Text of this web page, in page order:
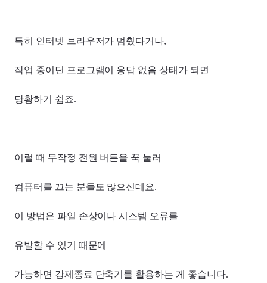
특히 인터넷 브라우저가 멈췄다거나,
작업 중이던 프로그램이 응답 없음 상태가 되면
당황하기 쉽죠.
이럴 때 무작정 전원 버튼을 꾹 눌러
컴퓨터를 끄는 분들도 많으신데요.
이 방법은 파일 손상이나 시스템 오류를
유발할 수 있기 때문에
가능하면 강제종료 단축기를 활용하는 게 좋습니다.